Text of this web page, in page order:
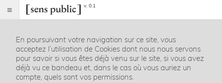
v. 0.1
Index
Rubriques
Essais
En poursuivant votre navigation sur ce site, vous
acceptez l’utilisation de Cookies dont nous nous servons
pour savoir si vous êtes déjà venu sur le site, si vous avez
déjà vu ce bandeau et, dans le cas où vous auriez un
compte, quels sont vos permissions.